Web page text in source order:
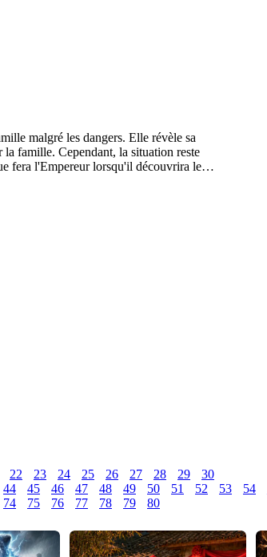
malgré les dangers. Elle révèle sa
la famille. Cependant, la situation reste
fera l'Empereur lorsqu'il découvrira le
22 23 24 25 26 27 28 29
30
44 45 46 47 48 49 50 51 52 53 54
74 75 76 77 78 79 80